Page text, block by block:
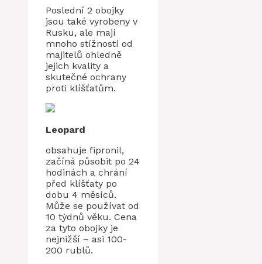
Poslední 2 obojky
jsou také vyrobeny v
Rusku, ale mají
mnoho stížností od
majitelů ohledně
jejich kvality a
skutečné ochrany
proti klíšťatům.
Leopard
obsahuje fipronil,
začíná působit po 24
hodinách a chrání
před klíšťaty po
dobu 4 měsíců.
Může se používat od
10 týdnů věku. Cena
za tyto obojky je
nejnižší – asi 100-
200 rublů.